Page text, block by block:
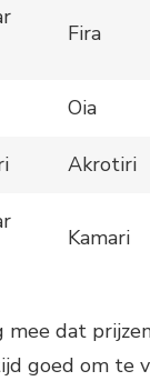
Fira
Oia
Akrotiri
Kamari
mee dat
goed om te